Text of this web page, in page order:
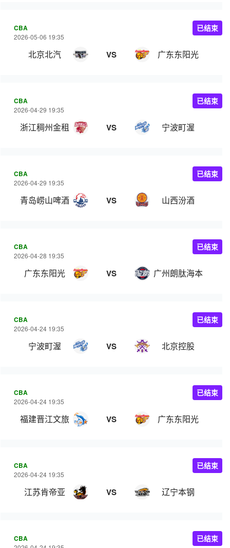
CBA
2026-05-06 19:35
北京北汽 VS 广东东阳光
已结束
CBA
2026-04-29 19:35
浙江稠州金租 VS 宁波町渥
已结束
CBA
2026-04-29 19:35
青岛崂山啤酒 VS 山西汾酒
已结束
CBA
2026-04-28 19:35
广东东阳光 VS 广州朗肽海本
已结束
CBA
2026-04-24 19:35
宁波町渥 VS 北京控股
已结束
CBA
2026-04-24 19:35
福建晋江文旅 VS 广东东阳光
已结束
CBA
2026-04-24 19:35
江苏肯帝亚 VS 辽宁本钢
已结束
CBA 已结束